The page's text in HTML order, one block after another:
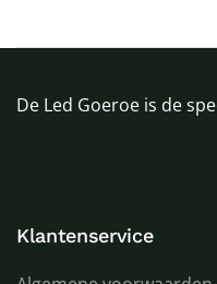
De Led Goeroe is de
Klantenservice